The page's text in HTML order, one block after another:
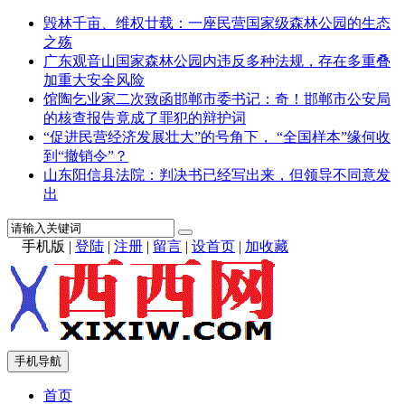
毁林千亩、维权廿载：一座民营国家级森林公园的生态
之殇
广东观音山国家森林公园内违反多种法规，存在多重叠
加重大安全风险
馆陶乞业家二次致函邯郸市委书记：奇！邯郸市公安局
的核查报告竟成了罪犯的辩护词
“促进民营经济发展壮大”的号角下， “全国样本”缘何收
到“撤销令”？
山东阳信县法院：判决书已经写出来，但领导不同意发
出
手机版 | 登陆 | 注册 | 留言 | 设首页 | 加收藏
手机导航
首页